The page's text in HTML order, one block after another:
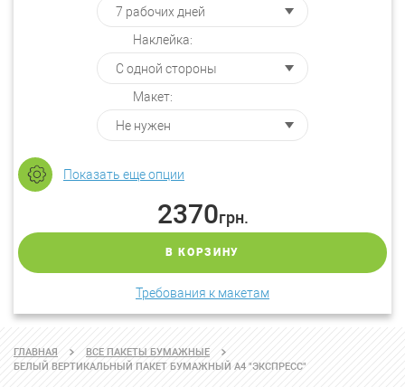
Наклейка:
Макет:
Показать еще опции
2370грн.
В КОРЗИНУ
Требования к макетам
ГЛАВНАЯ
ВСЕ ПАКЕТЫ БУМАЖНЫЕ
БЕЛЫЙ ВЕРТИКАЛЬНЫЙ ПАКЕТ БУМАЖНЫЙ А4 "ЭКСПРЕСС"